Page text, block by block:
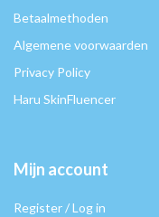
Betaalmethoden
Algemene voorwaarden
Privacy Policy
Haru SkinFluencer
Mijn account
Register / Log in